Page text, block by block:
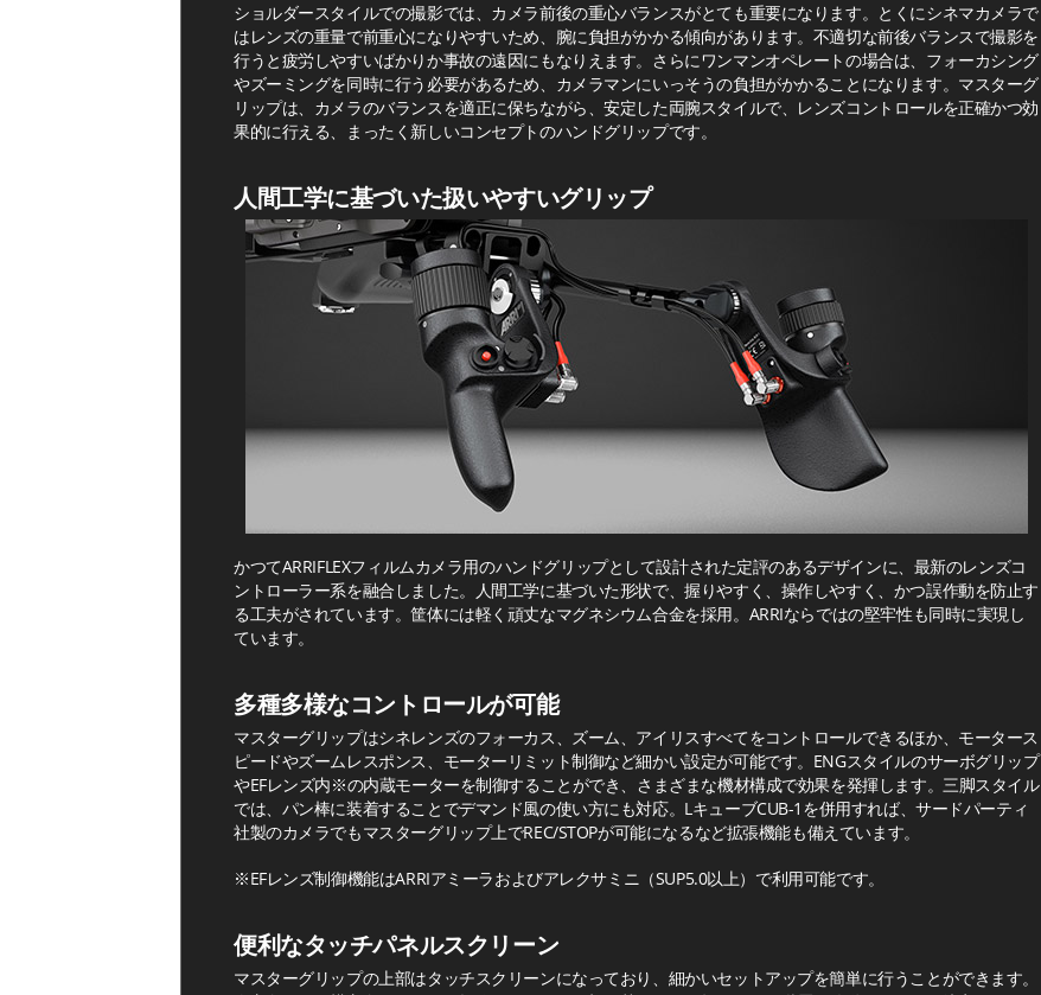
ショルダースタイルでの撮影では、カメラ前後の重心バランスがとても重要になります。とくにシネマカメラで
はレンズの重量で前重心になりやすいため、腕に負担がかかる傾向があります。不適切な前後バランスで撮影を
行うと疲労しやすいばかりか事故の遠因にもなりえます。さらにワンマンオペレートの場合は、フォーカシング
やズーミングを同時に行う必要があるため、カメラマンにいっそうの負担がかかることになります。マスターグ
リップは、カメラのバランスを適正に保ちながら、安定した両腕スタイルで、レンズコントロールを正確かつ効
果的に行える、まったく新しいコンセプトのハンドグリップです。
人間工学に基づいた扱いやすいグリップ
かつてARRIFLEXフィルムカメラ用のハンドグリップとして設計された定評のあるデザインに、最新のレンズコ
ントローラー系を融合しました。人間工学に基づいた形状で、握りやすく、操作しやすく、かつ誤作動を防止す
る工夫がされています。筐体には軽く頑丈なマグネシウム合金を採用。ARRIならではの堅牢性も同時に実現し
ています。
多種多様なコントロールが可能
マスターグリップはシネレンズのフォーカス、ズーム、アイリスすべてをコントロールできるほか、モータース
ピードやズームレスポンス、モーターリミット制御など細かい設定が可能です。ENGスタイルのサーボグリップ
やEFレンズ内※の内蔵モーターを制御することができ、さまざまな機材構成で効果を発揮します。三脚スタイル
では、パン棒に装着することでデマンド風の使い方にも対応。LキューブCUB-1を併用すれば、サードパーティ
社製のカメラでもマスターグリップ上でREC/STOPが可能になるなど拡張機能も備えています。
※EFレンズ制御機能はARRIアミーラおよびアレクサミニ（SUP5.0以上）で利用可能です。
便利なタッチパネルスクリーン
マスターグリップの上部はタッチスクリーンになっており、細かいセットアップを簡単に行うことができます。